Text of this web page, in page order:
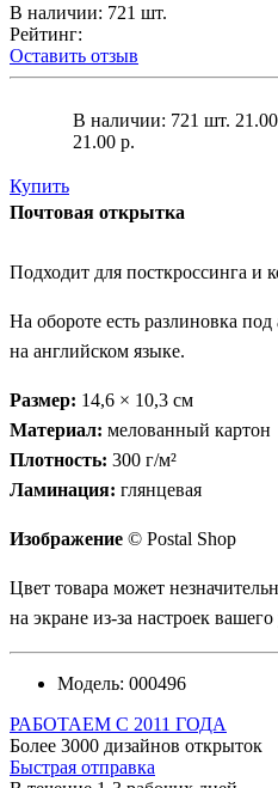
В наличии: 721 шт.
Рейтинг:
Оставить отзыв
В наличии: 721 шт. 21.00
21.00 р.
Купить
Почтовая открытка
Подходит для посткроссинга и
На обороте есть разлиновка
на английском языке.
Размер: 14,6 × 10,3 см
Материал: мелованный картон
Плотность: 300 г/м²
Ламинация: глянцевая
Изображение © Postal Shop
Цвет товара может
на экране из-за настроек вашего
Модель: 000496
РАБОТАЕМ С 2011 ГОДА
Более 3000 дизайнов открыток
Быстрая отправка